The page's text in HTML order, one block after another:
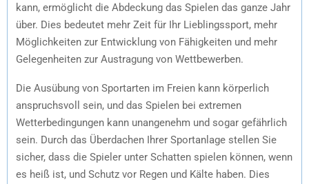
kann, ermöglicht die Abdeckung das Spielen das ganze Jahr
über. Dies bedeutet mehr Zeit für Ihr Lieblingssport, mehr
Möglichkeiten zur Entwicklung von Fähigkeiten und mehr
Gelegenheiten zur Austragung von Wettbewerben.
Die Ausübung von Sportarten im Freien kann körperlich
anspruchsvoll sein, und das Spielen bei extremen
Wetterbedingungen kann unangenehm und sogar gefährlich
sein. Durch das Überdachen Ihrer Sportanlage stellen Sie
sicher, dass die Spieler unter Schatten spielen können, wenn
es heiß ist, und Schutz vor Regen und Kälte haben. Dies